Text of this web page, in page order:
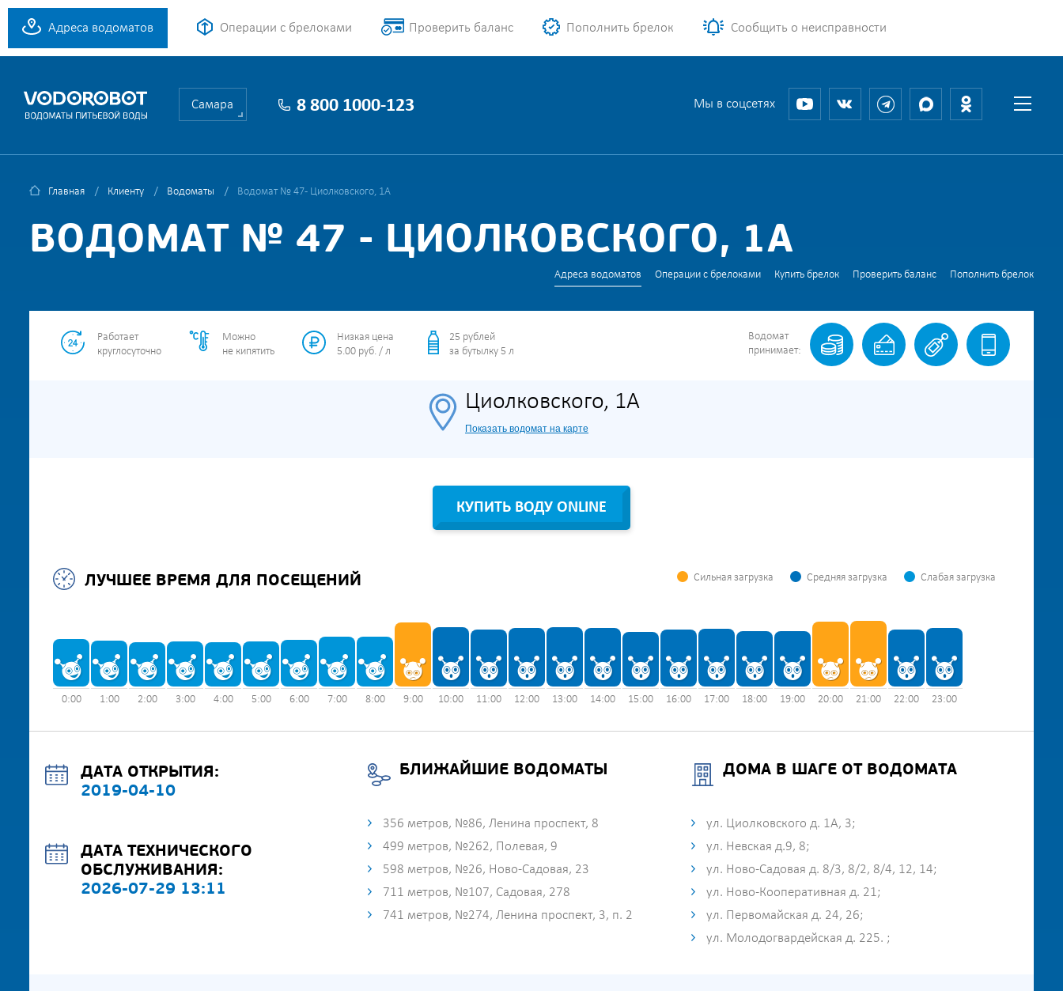
Адреса водоматов Операции с брелоками Проверить баланс Пополнить брелок Сообщить о неисправности
Самара 8 800 1000-123 Мы в соцсетях
Главная Клиенту Водоматы Водомат № 47 - Циолковского, 1А
ВОДОМАТ № 47 - ЦИОЛКОВСКОГО, 1А
Адреса водоматов Операции с брелоками Купить брелок Проверить баланс Пополнить брелок
Работает
круглосуточно
Можно
не кипятить
Низкая цена
5.00 руб. / л
25 рублей
за бутылку 5 л
Водомат
принимает:
Циолковского, 1А
Показать водомат на карте
КУПИТЬ ВОДУ ONLINE
ЛУЧШЕЕ ВРЕМЯ ДЛЯ ПОСЕЩЕНИЙ Сильная загрузка Средняя загрузка Слабая загрузка
0:00 1:00 2:00 3:00 4:00 5:00 6:00 7:00 8:00 9:00 10:00 11:00 12:00 13:00 14:00 15:00 16:00 17:00 18:00 19:00 20:00 21:00 22:00 23:00
ДАТА ОТКРЫТИЯ:
2019-04-10
ДАТА ТЕХНИЧЕСКОГО
ОБСЛУЖИВАНИЯ:
2026-07-29 13:11
БЛИЖАЙШИЕ ВОДОМАТЫ
356 метров, №86, Ленина проспект, 8
499 метров, №262, Полевая, 9
598 метров, №26, Ново-Садовая, 23
711 метров, №107, Садовая, 278
741 метров, №274, Ленина проспект, 3, п. 2
ДОМА В ШАГЕ ОТ ВОДОМАТА
ул. Циолковского д. 1А, 3;
ул. Невская д.9, 8;
ул. Ново-Садовая д. 8/3, 8/2, 8/4, 12, 14;
ул. Ново-Кооперативная д. 21;
ул. Первомайская д. 24, 26;
ул. Молодогвардейская д. 225. ;